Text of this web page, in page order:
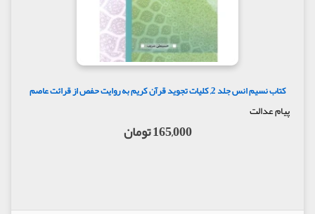
کتاب نسیم انس جلد 2, کلیات تجوید قرآن کریم به روایت حفص از قرائت عاصم
پیام عدالت
165,000 تومان